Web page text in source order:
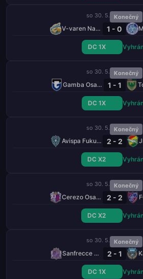
so 30. 5. Konečný
V-varen Nagasaki 1 - 0
DC 1X
so 30. 5. Konečný
Gamba Osaka 1 - 1
DC 1X
so 30. 5. Konečný
Avispa Fukuoka 2 - 2
DC X2
so 30. 5. Konečný
Cerezo Osaka 2 - 2
DC X2
so 30. 5. Konečný
Sanfrecce Hiroshima 2 - 1
DC 1X